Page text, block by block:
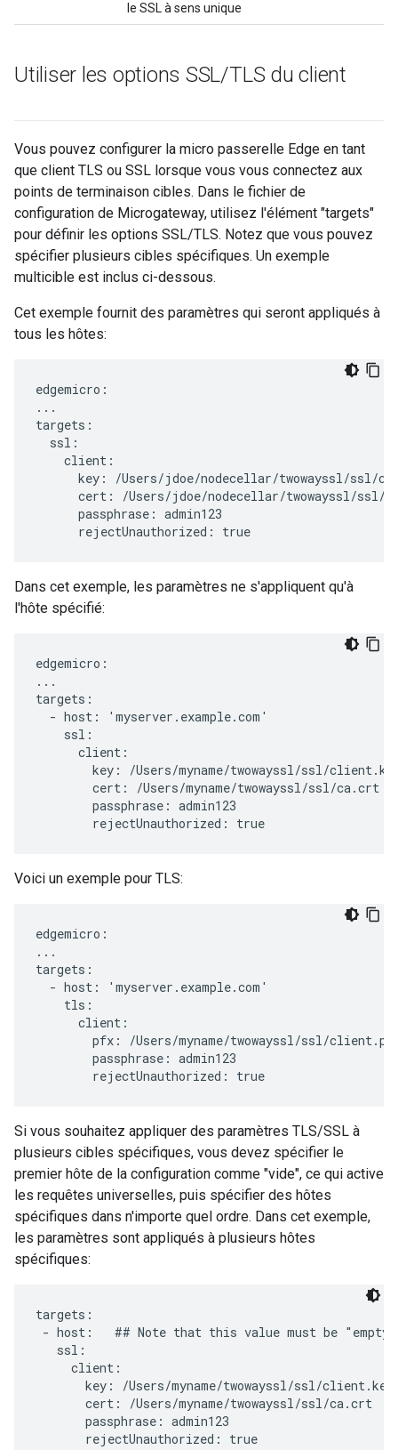
le SSL à sens unique
Utiliser les options SSL/TLS du client
Vous pouvez configurer la micro passerelle Edge en tant
que client TLS ou SSL lorsque vous vous connectez aux
points de terminaison cibles. Dans le fichier de
configuration de Microgateway, utilisez l'élément "targets"
pour définir les options SSL/TLS. Notez que vous pouvez
spécifier plusieurs cibles spécifiques. Un exemple
multicible est inclus ci-dessous.
Cet exemple fournit des paramètres qui seront appliqués à
tous les hôtes:
edgemicro:
...
targets:
  ssl:
    client:
key: /Users/jdoe/nodecellar/twowayssl/ssl/
cert: /Users/jdoe/nodecellar/twowayssl/ssl/
      passphrase: admin123
      rejectUnauthorized: true
Dans cet exemple, les paramètres ne s'appliquent qu'à
l'hôte spécifié:
edgemicro:
...
targets:
  - host: 'myserver.example.com'
    ssl:
      client:
key: /Users/myname/twowayssl/ssl/
        cert: /Users/myname/twowayssl/ssl/ca.crt
        passphrase: admin123
        rejectUnauthorized: true
Voici un exemple pour TLS:
edgemicro:
...
targets:
  - host: 'myserver.example.com'
    tls:
      client:
pfx: /Users/myname/twowayssl/ssl/
        passphrase: admin123
        rejectUnauthorized: true
Si vous souhaitez appliquer des paramètres TLS/SSL à
plusieurs cibles spécifiques, vous devez spécifier le
premier hôte de la configuration comme "vide", ce qui active
les requêtes universelles, puis spécifier des hôtes
spécifiques dans n'importe quel ordre. Dans cet exemple,
les paramètres sont appliqués à plusieurs hôtes
spécifiques:
targets:
- host:   ## Note that this value must be "empty"
   ssl:
     client:
       key: /Users/myname/twowayssl/ssl/client.key
       cert: /Users/myname/twowayssl/ssl/ca.crt
       passphrase: admin123
       rejectUnauthorized: true